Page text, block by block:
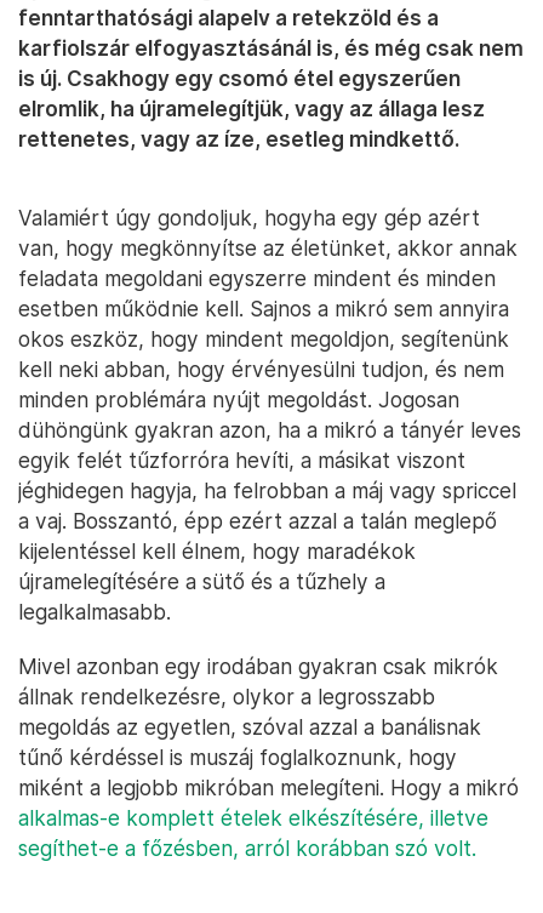
fenntarthatósági alapelv a retekzöld és a
karfiolszár elfogyasztásánál is, és még csak nem
is új. Csakhogy egy csomó étel egyszerűen
elromlik, ha újramelegítjük, vagy az állaga lesz
rettenetes, vagy az íze, esetleg mindkettő.
Valamiért úgy gondoljuk, hogyha egy gép azért
van, hogy megkönnyítse az életünket, akkor annak
feladata megoldani egyszerre mindent és minden
esetben működnie kell. Sajnos a mikró sem annyira
okos eszköz, hogy mindent megoldjon, segítenünk
kell neki abban, hogy érvényesülni tudjon, és nem
minden problémára nyújt megoldást. Jogosan
dühöngünk gyakran azon, ha a mikró a tányér leves
egyik felét tűzforróra hevíti, a másikat viszont
jéghidegen hagyja, ha felrobban a máj vagy spriccel
a vaj. Bosszantó, épp ezért azzal a talán meglepő
kijelentéssel kell élnem, hogy maradékok
újramelegítésére a sütő és a tűzhely a
legalkalmasabb.
Mivel azonban egy irodában gyakran csak mikrók
állnak rendelkezésre, olykor a legrosszabb
megoldás az egyetlen, szóval azzal a banálisnak
tűnő kérdéssel is muszáj foglalkoznunk, hogy
miként a legjobb mikróban melegíteni. Hogy a mikró
alkalmas-e komplett ételek elkészítésére, illetve
segíthet-e a főzésben, arról korábban szó volt.